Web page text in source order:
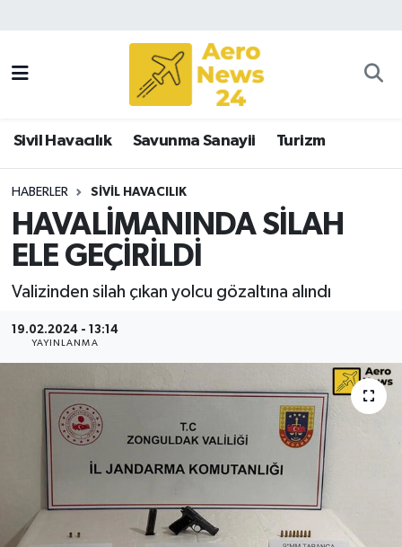
Sivil Havacılık Savunma Sanayii Turizm
HABERLER SIVIL HAVACILIK
HAVALİMANINDA SİLAH
ELE GEÇİRİLDİ
Valizinden silah çıkan yolcu gözaltına alındı
19.02.2024 - 13:14
YAYINLANMA